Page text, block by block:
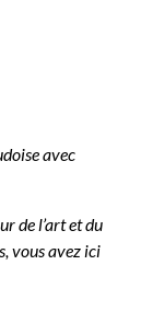
avec
de l’art et du
vous avez ici